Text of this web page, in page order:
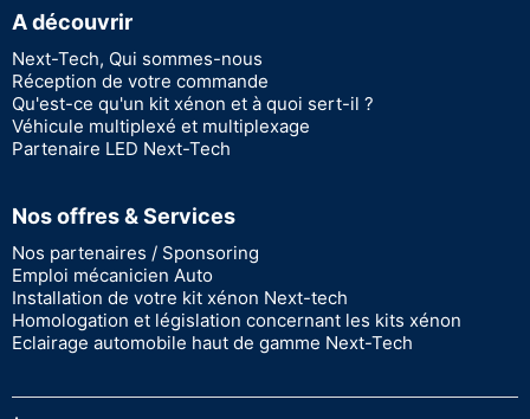
A découvrir
Next-Tech, Qui sommes-nous
Réception de votre commande
Qu'est-ce qu'un kit xénon et à quoi sert-il ?
Véhicule multiplexé et multiplexage
Partenaire LED Next-Tech
Nos offres & Services
Nos partenaires / Sponsoring
Emploi mécanicien Auto
Installation de votre kit xénon Next-tech
Homologation et législation concernant les kits xénon
Eclairage automobile haut de gamme Next-Tech